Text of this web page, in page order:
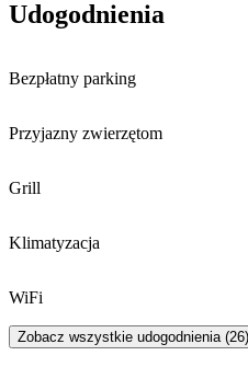
Udogodnienia
Bezpłatny parking
Przyjazny zwierzętom
Grill
Klimatyzacja
WiFi
Zobacz wszystkie udogodnienia (26)